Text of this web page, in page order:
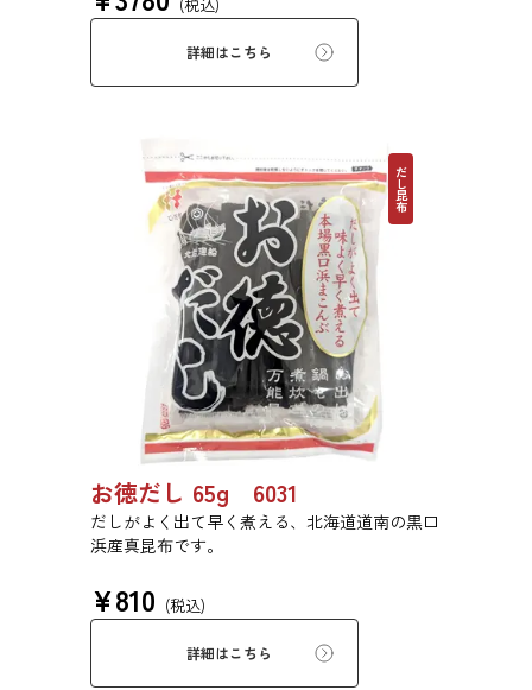
詳細はこちら
だし昆布
お徳だし 65g 6031
だしがよく出て早く煮える、北海道道南の黒口
浜産真昆布です。
¥810 (税込)
詳細はこちら